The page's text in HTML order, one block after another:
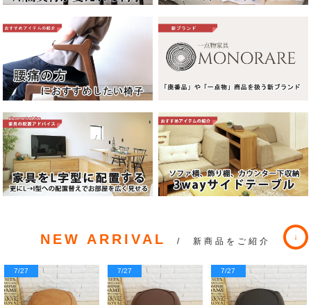
NEW ARRIVAL / 新商品をご紹介
7/27 7/27 7/27